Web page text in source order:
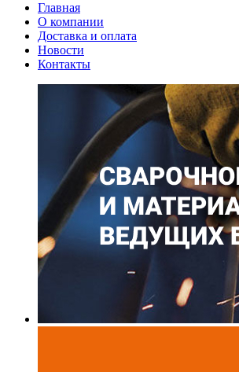
Главная
О компании
Доставка и оплата
Новости
Контакты